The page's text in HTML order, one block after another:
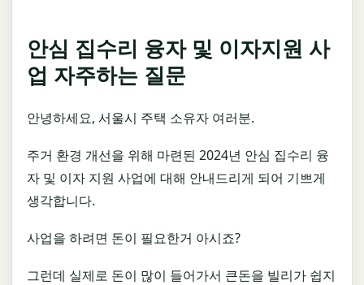
안심 집수리 융자 및 이자지원 사
업 자주하는 질문
안녕하세요, 서울시 주택 소유자 여러분.
주거 환경 개선을 위해 마련된 2024년 안심 집수리 융
자 및 이자 지원 사업에 대해 안내드리게 되어 기쁘게
생각합니다.
사업을 하려면 돈이 필요한거 아시죠?
그런데 실제로 돈이 많이 들어가서 큰돈을 빌리가 쉽지